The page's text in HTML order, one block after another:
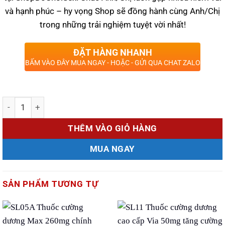
và hạnh phúc – hy vọng Shop sẽ đồng hành cùng Anh/Chị
trong những trải nghiệm tuyệt vời nhất!
ĐẶT HÀNG NHANH
BẤM VÀO ĐÂY MUA NGAY - HOẶC - GỬI QUA CHAT ZALO
Số lượng
THÊM VÀO GIỎ HÀNG
MUA NGAY
SẢN PHẨM TƯƠNG TỰ